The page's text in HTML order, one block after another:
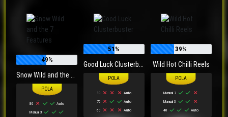
49%
Snow Wild and the 7 Features
80
Auto
Manual 3
51%
Good Luck Clusterbuster
10
Auto
70
Auto
60
Auto
39%
Wild Hot Chilli Reels
Manual 7
Manual 3
40
Auto